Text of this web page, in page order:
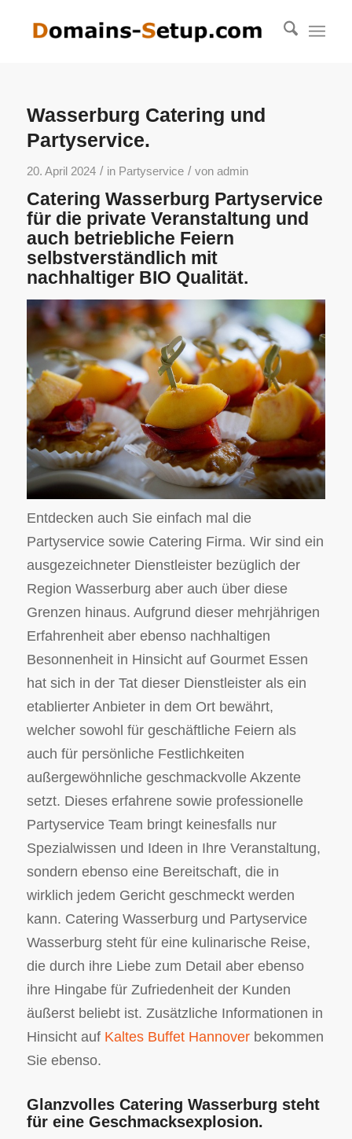
Wasserburg Catering und
Partyservice.
20. April 2024 / in Partyservice / von admin
Catering Wasserburg Partyservice
für die private Veranstaltung und
auch betriebliche Feiern
selbstverständlich mit
nachhaltiger BIO Qualität.
Entdecken auch Sie einfach mal die
Partyservice sowie Catering Firma. Wir sind ein
ausgezeichneter Dienstleister bezüglich der
Region Wasserburg aber auch über diese
Grenzen hinaus. Aufgrund dieser mehrjährigen
Erfahrenheit aber ebenso nachhaltigen
Besonnenheit in Hinsicht auf Gourmet Essen
hat sich in der Tat dieser Dienstleister als ein
etablierter Anbieter in dem Ort bewährt,
welcher sowohl für geschäftliche Feiern als
auch für persönliche Festlichkeiten
außergewöhnliche geschmackvolle Akzente
setzt. Dieses erfahrene sowie professionelle
Partyservice Team bringt keinesfalls nur
Spezialwissen und Ideen in Ihre Veranstaltung,
sondern ebenso eine Bereitschaft, die in
wirklich jedem Gericht geschmeckt werden
kann. Catering Wasserburg und Partyservice
Wasserburg steht für eine kulinarische Reise,
die durch ihre Liebe zum Detail aber ebenso
ihre Hingabe für Zufriedenheit der Kunden
äußerst beliebt ist. Zusätzliche Informationen in
Hinsicht auf Kaltes Buffet Hannoverbekommen
Sie ebenso.
Glanzvolles Catering Wasserburg steht
für eine Geschmacksexplosion.